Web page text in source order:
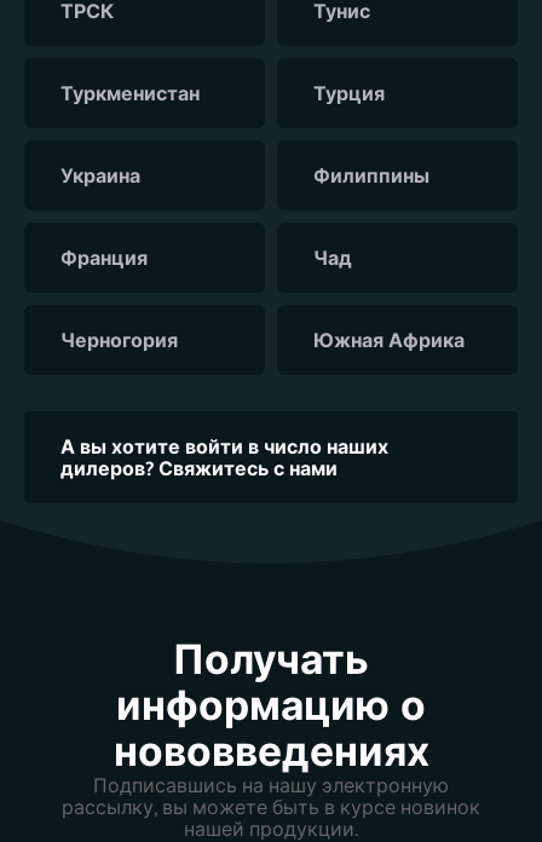
ТРСК Тунис
Туркменистан Турция
Украина Филиппины
Франция Чад
Черногория Южная Африка
А вы хотите войти в число наших
дилеров? Свяжитесь с нами
Получать
информацию о
нововведениях
Подписавшись на нашу электронную
рассылку, вы можете быть в курсе новинок
нашей продукции.